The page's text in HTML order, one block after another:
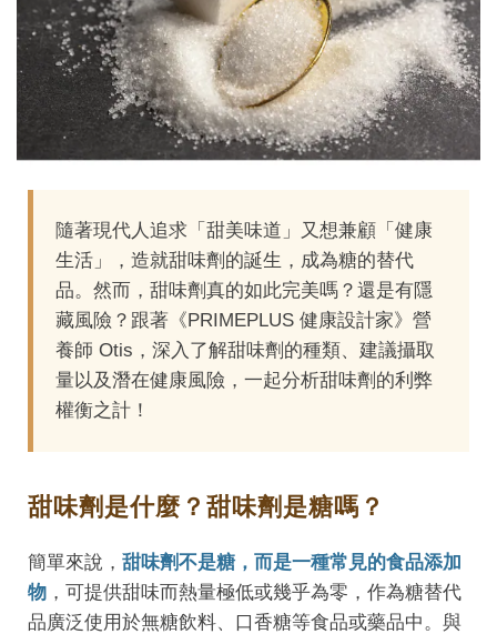
隨著現代人追求「甜美味道」又想兼顧「健康
生活」，造就甜味劑的誕生，成為糖的替代
品。然而，甜味劑真的如此完美嗎？還是有隱
藏風險？跟著《PRIMEPLUS 健康設計家》營
養師 Otis，深入了解甜味劑的種類、建議攝取
量以及潛在健康風險，一起分析甜味劑的利弊
權衡之計！
甜味劑是什麼？甜味劑是糖嗎？
簡單來說， 甜味劑不是糖，而是一種常見的食品添加
物 ，可提供甜味而熱量極低或幾乎為零，作為糖替代
品廣泛使用於無糖飲料、口香糖等食品或藥品中。與